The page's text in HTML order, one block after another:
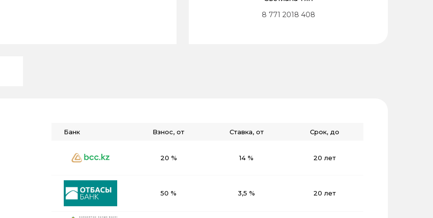
8 771 2018 408
Банк Взнос, от Ставка, от Срок, до
20 % 14 % 20 лет
50 % 3,5 % 20 лет